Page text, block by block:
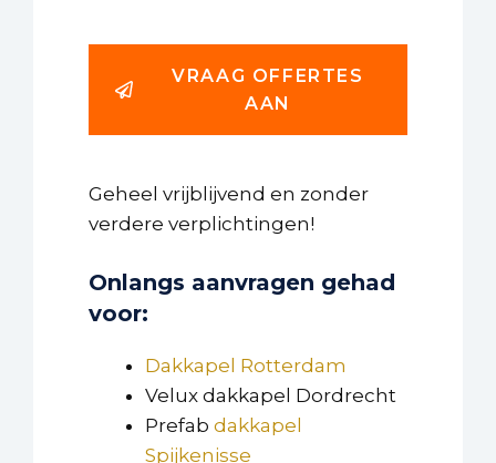
VRAAG OFFERTES
AAN
Geheel vrijblijvend en zonder
verdere verplichtingen!
Onlangs aanvragen gehad
voor:
Dakkapel Rotterdam
Velux dakkapel Dordrecht
Prefab dakkapel
Spijkenisse